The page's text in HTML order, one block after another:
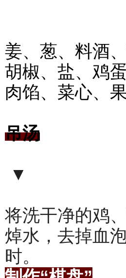
姜、葱、料酒
胡椒、盐、鸡
肉馅、菜心、
吊汤
▼
将洗干净的鸡
焯水，去掉血
时。